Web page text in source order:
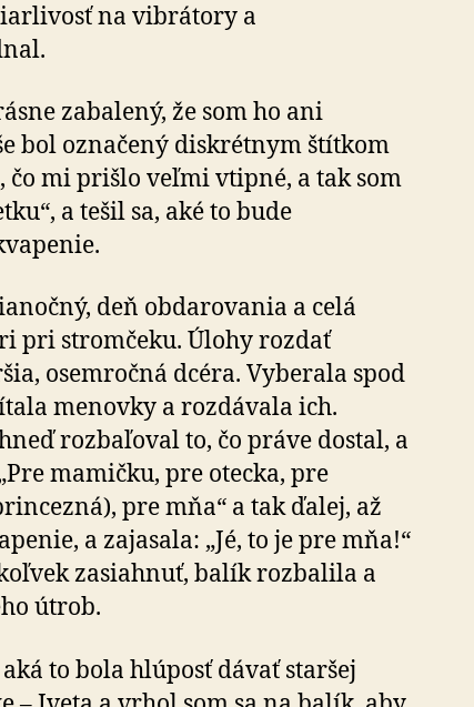
na vibrátory a
zabalený, že som ho ani
bol označený diskrétnym štítkom
čo mi prišlo veľmi vtipné, a tak som
a tešil sa, aké to bude
deň obdarovania a celá
pri stromčeku. Úlohy rozdať
osemročná dcéra. Vyberala spod
menovky a rozdávala ich.
rozbaľoval to, čo práve dostal, a
mamičku, pre otecka, pre
pre mňa“ a tak ďalej, až
a zajasala: „Jé, to je pre mňa!“
zasiahnuť, balík rozbalila a
útrob.
to bola hlúposť dávať staršej